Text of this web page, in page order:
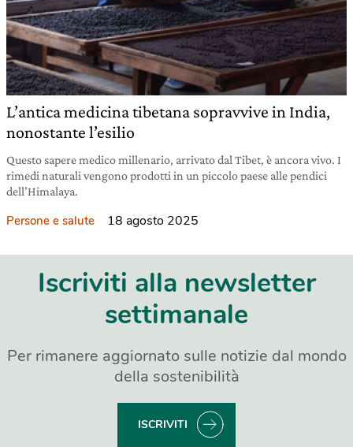
L’antica medicina tibetana sopravvive in India,
nonostante l’esilio
Questo sapere medico millenario, arrivato dal Tibet, è ancora vivo. I
rimedi naturali vengono prodotti in un piccolo paese alle pendici
dell’Himalaya.
Persone e salute 18 agosto 2025
Iscriviti alla newsletter
settimanale
Per rimanere aggiornato sulle notizie dal mondo
della sostenibilità
ISCRIVITI